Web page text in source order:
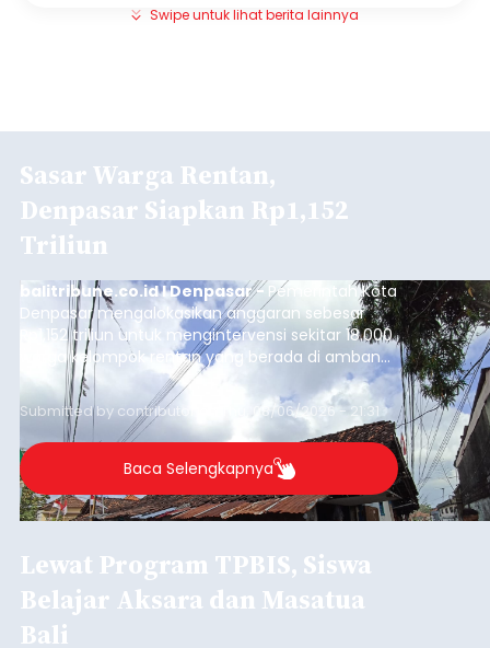
Swipe untuk lihat berita lainnya
Sasar Warga Rentan,
Denpasar Siapkan Rp1,152
Triliun
balitribune.co.id I Denpasar - Pemerintah Kota
Denpasar mengalokasikan anggaran sebesar
Rp1,152 triliun untuk mengintervensi sekitar 18.000
warga kelompok rentan yang berada di ambang
garis kemiskinan. Langkah strategis ini diambil
guna menjaga masyarakat yang berada pada
kelompok desil 5 dan 6 tersebut agar tidak
merosot ke kategori miskin.
Submitted by contributor Thu, 08/06/2026 - 21:31
Baca Selengkapnya
Lewat Program TPBIS, Siswa
Belajar Aksara dan Masatua
Bali